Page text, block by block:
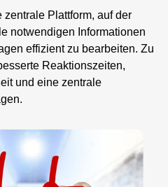
Plattform, auf der
notwendigen Informationen
effizient zu bearbeiten. Zu
Reaktionszeiten,
und eine zentrale